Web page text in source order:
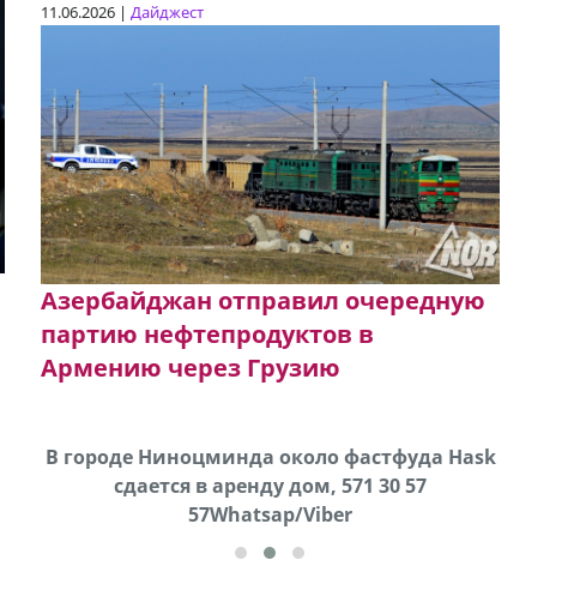
11.06.2026 | Дайджест
Азербайджан отправил очередную
партию нефтепродуктов в
Армению через Грузию
В городе Ниноцминда около фастфуда Hask
cдается в аренду дом, 571 30 57
57Whatsap/Viber
Продается машина марки Prado,571 30 57
57Whatsap/Viber